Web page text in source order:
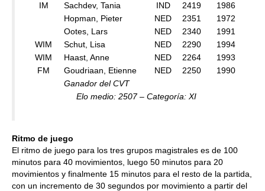
IM
Sachdev, Tania IND 2419
1986
Hopman, Pieter
NED 2351
1972
Ootes, Lars
NED 2340
1991
WIM
Schut, Lisa NED 2290
1994
WIM
Haast, Anne NED 2264
1993
FM
Goudriaan, Etienne NED 2250
1990
Ganador del CVT
Elo medio: 2507 – Categoría: XI
Ritmo de juego
El ritmo de juego para los tres grupos magistrales es de 100
minutos para 40 movimientos, luego 50 minutos para 20
movimientos y finalmente 15 minutos para el resto de la partida,
con un incremento de 30 segundos por movimiento a partir del